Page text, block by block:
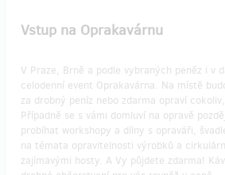
Vstup na Oprakavárnu
V Praze, Brně a podle vybraných peněz i v
celodenní event Oprakavárna. Na místě
za drobný peníz nebo zdarma opraví
Případně se s vámi domluví na opravě
probíhat workshopy a dílny s opraváři,
na témata opravitelnosti výrobků a
zajímavými hosty. A Vy půjdete zdarma!